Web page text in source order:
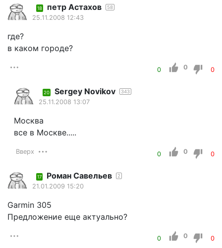
18 петр Астахов 58
25.11.2008 12:43
где?
в каком городе?
0 0 0
20 Sergey Novikov 343
25.11.2008 13:07
Москва
все в Москве.....
Вверх 0 0 0
17 Роман Савельев 2
21.01.2009 15:20
Garmin 305
Предложение еще актуально?
0 0 0